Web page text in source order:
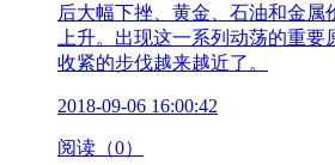
后大幅下挫、黄金、石油和金属
上升。出现这一系列动荡的重
收紧的步伐越来越近了。
2018-09-06 16:00:42
阅读（0）